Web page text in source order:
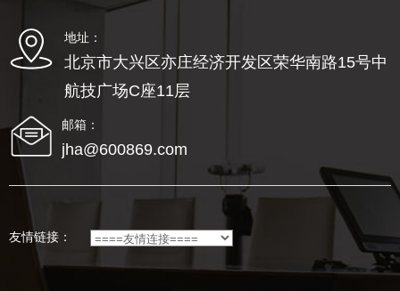
地址：
北京市大兴区亦庄经济开发区荣华南路15号中
航技广场C座11层
邮箱：
jha@600869.com
友情链接：